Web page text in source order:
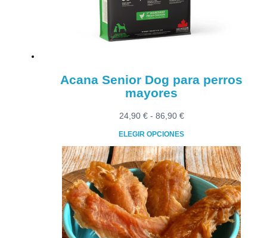
Acana Senior Dog para perros
mayores
24,90 € - 86,90 €Rango
desde
24,90 €
hasta
86,90 €
ELEGIR OPCIONES
Este
producto
tiene
múltiples
variantes.
Las
opciones